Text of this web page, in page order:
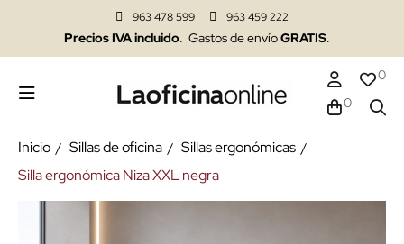
963 478 599 963 459 222
Precios IVA incluido. Gastos de envíoGRATIS.
0
0
Inicio Sillas de oficina
Sillas ergonómicas
Silla ergonómica Niza XXL negra